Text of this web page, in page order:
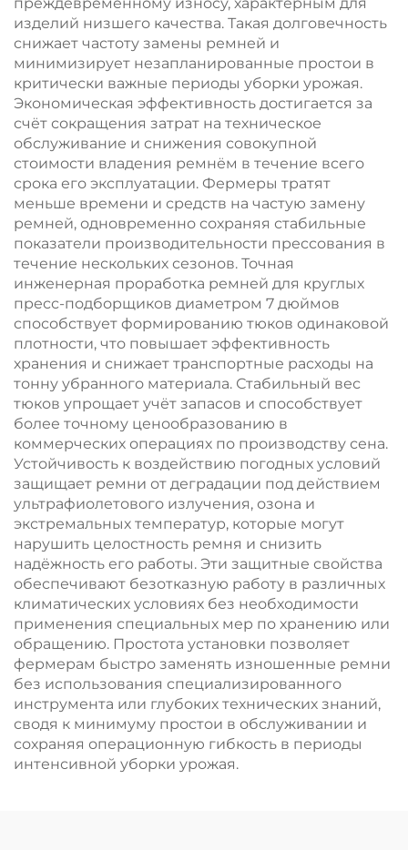
изделий низшего качества. Такая долговечность
снижает частоту замены ремней и
минимизирует незапланированные простои в
критически важные периоды уборки урожая.
Экономическая эффективность достигается за
счёт сокращения затрат на техническое
обслуживание и снижения совокупной
стоимости владения ремнём в течение всего
срока его эксплуатации. Фермеры тратят
меньше времени и средств на частую замену
ремней, одновременно сохраняя стабильные
показатели производительности прессования в
течение нескольких сезонов. Точная
инженерная проработка ремней для круглых
пресс-подборщиков диаметром 7 дюймов
способствует формированию тюков одинаковой
плотности, что повышает эффективность
хранения и снижает транспортные расходы на
тонну убранного материала. Стабильный вес
тюков упрощает учёт запасов и способствует
более точному ценообразованию в
коммерческих операциях по производству сена.
Устойчивость к воздействию погодных условий
защищает ремни от деградации под действием
ультрафиолетового излучения, озона и
экстремальных температур, которые могут
нарушить целостность ремня и снизить
надёжность его работы. Эти защитные свойства
обеспечивают безотказную работу в различных
климатических условиях без необходимости
применения специальных мер по хранению или
обращению. Простота установки позволяет
фермерам быстро заменять изношенные ремни
без использования специализированного
инструмента или глубоких технических знаний,
сводя к минимуму простои в обслуживании и
сохраняя операционную гибкость в периоды
интенсивной уборки урожая.